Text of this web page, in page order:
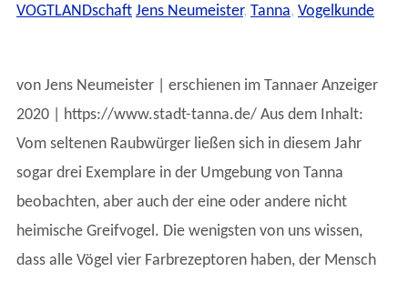
VOGTLANDschaft Jens Neumeister, Tanna, Vogelkunde
von Jens Neumeister | erschienen im Tannaer Anzeiger
2020 | https://www.stadt-tanna.de/ Aus dem Inhalt:
Vom seltenen Raubwürger ließen sich in diesem Jahr
sogar drei Exemplare in der Umgebung von Tanna
beobachten, aber auch der eine oder andere nicht
heimische Greifvogel. Die wenigsten von uns wissen,
dass alle Vögel vier Farbrezeptoren haben, der Mensch